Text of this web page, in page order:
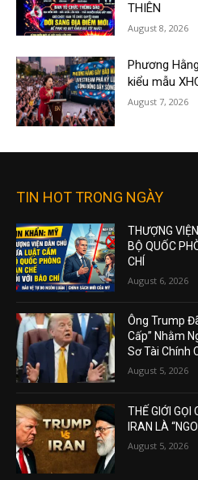
THIÊN
August 8, 2026
Phương
kiểu mẫu
August 7, 2026
TIN HOT TRONG NGÀY
THƯỢNG
BỘ QUỐC
CHÍ
August 6, 2026
Ông Trump
Cấp” Nhằm
Sơ Tài Chính
August 5, 2026
THẾ GIỚI GỌI
IRAN LÀ
August 5, 2026